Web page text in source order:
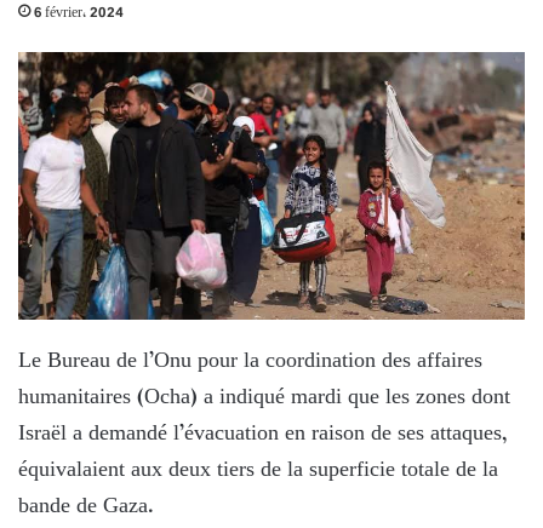
6 février، 2024
Le Bureau de l’Onu pour la coordination des affaires
humanitaires (Ocha) a indiqué mardi que les zones dont
Israël a demandé l’évacuation en raison de ses attaques,
équivalaient aux deux tiers de la superficie totale de la
bande de Gaza.